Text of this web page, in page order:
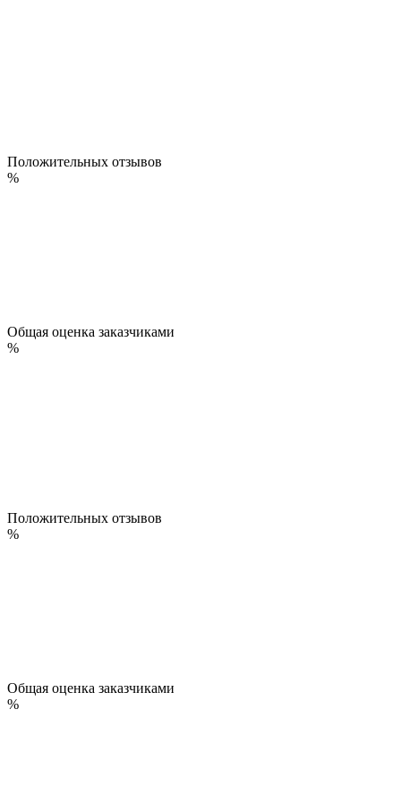
Положительных отзывов
%
Общая оценка заказчиками
%
Положительных отзывов
%
Общая оценка заказчиками
%